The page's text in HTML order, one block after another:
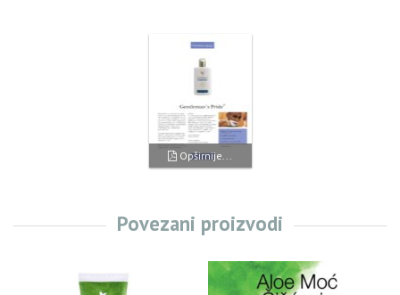
Opširnije...
Povezani proizvodi